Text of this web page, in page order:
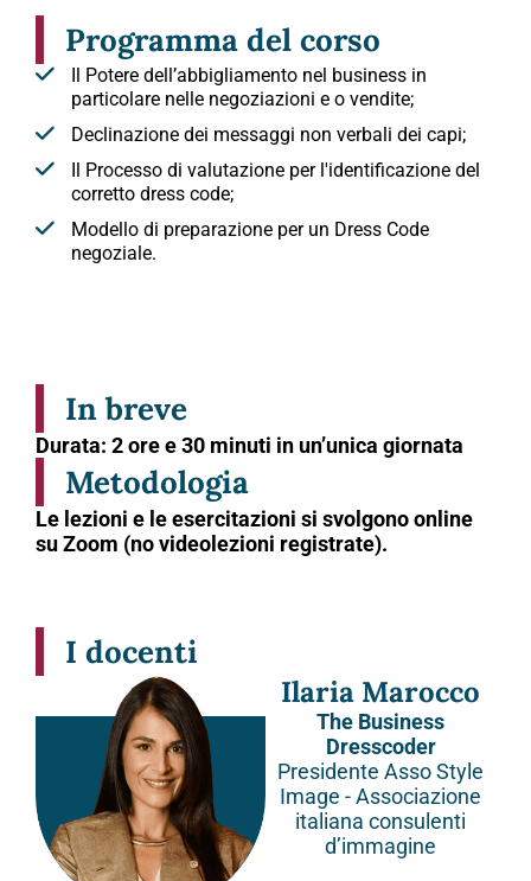
Programma del corso
Il Potere dell’abbigliamento nel business in
particolare nelle negoziazioni e o vendite;
Declinazione dei messaggi non verbali dei capi;
Il Processo di valutazione per l'identificazione del
corretto dress code;
Modello di preparazione per un Dress Code
negoziale.
In breve
Durata: 2 ore e 30 minuti in un’unica giornata
Metodologia
Le lezioni e le esercitazioni si svolgono online
su Zoom (no videolezioni registrate).
I docenti
Ilaria Marocco
The Business
Dresscoder
Presidente Asso Style
Image - Associazione
italiana consulenti
d’immagine